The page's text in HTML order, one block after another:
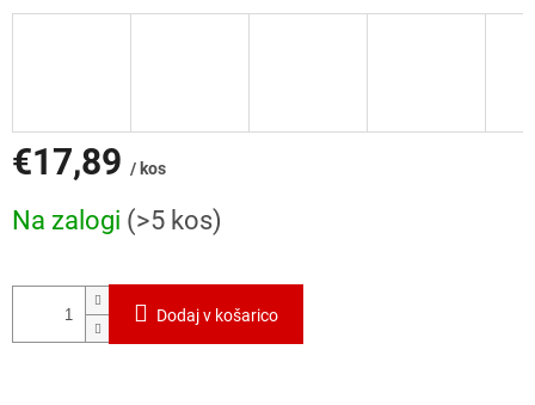
€17,89 / kos
mere:
Na zalogi (>5 kos)
Dodaj v košarico